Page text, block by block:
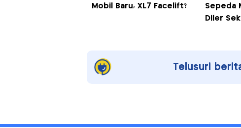
Mobil Baru, XL7 Facelift?
Sepeda
Diler
Telusuri